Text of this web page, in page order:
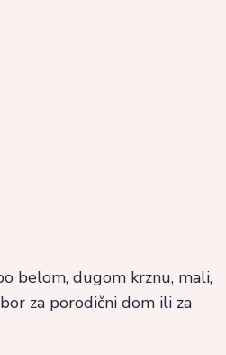
belom, dugom krznu, mali,
za porodični dom ili za